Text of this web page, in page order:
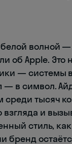
волной —
Apple. Это
— системы
в символ.
тысяч
и
стиль,
бренд